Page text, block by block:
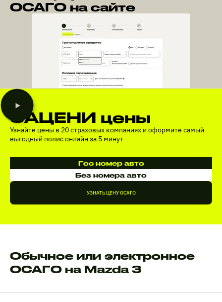
ОСАГО на сайте
ЗАЦЕНИ цены
Узнайте цены в 20 страховых компаниях и оформите самый
выгодный полис онлайн за 5 минут
Гос номер авто
Без номера авто
УЗНАТЬ ЦЕНУ ОСАГО
Обычное или электронное
ОСАГО на Mazda 3